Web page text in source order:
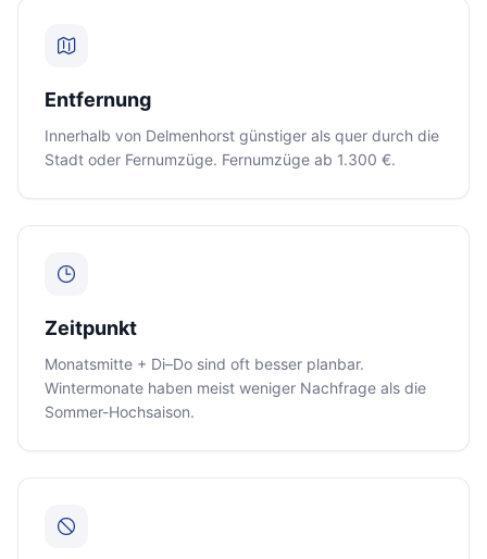
Entfernung
Innerhalb von Delmenhorst günstiger als quer durch die
Stadt oder Fernumzüge. Fernumzüge ab 1.300 €.
Zeitpunkt
Monatsmitte + Di–Do sind oft besser planbar.
Wintermonate haben meist weniger Nachfrage als die
Sommer-Hochsaison.